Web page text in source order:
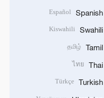
Spanish
Español
Swahili
Kiswahili
Tamil
தமிழ்
Thai
ไทย
Turkish
Türkçe